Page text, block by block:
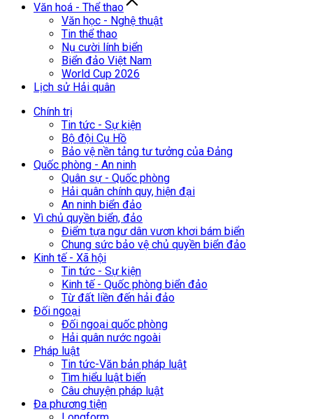
Văn hoá - Thể thao
Văn học - Nghệ thuật
Tin thể thao
Nụ cười lính biển
Biển đảo Việt Nam
World Cup 2026
Lịch sử Hải quân
Chính trị
Tin tức - Sự kiện
Bộ đội Cụ Hồ
Bảo vệ nền tảng tư tưởng của Đảng
Quốc phòng - An ninh
Quân sự - Quốc phòng
Hải quân chính quy, hiện đại
An ninh biển đảo
Vì chủ quyền biển, đảo
Điểm tựa ngư dân vươn khơi bám biển
Chung sức bảo vệ chủ quyền biển đảo
Kinh tế - Xã hội
Tin tức - Sự kiện
Kinh tế - Quốc phòng biển đảo
Từ đất liền đến hải đảo
Đối ngoại
Đối ngoại quốc phòng
Hải quân nước ngoài
Pháp luật
Tin tức-Văn bản pháp luật
Tìm hiểu luật biển
Câu chuyện pháp luật
Đa phương tiện